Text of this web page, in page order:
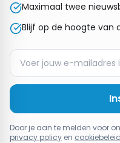
Maximaal twee
Blijf op de hoogte van
Door je aan te melden voor
privacy policy en cookiebeleid